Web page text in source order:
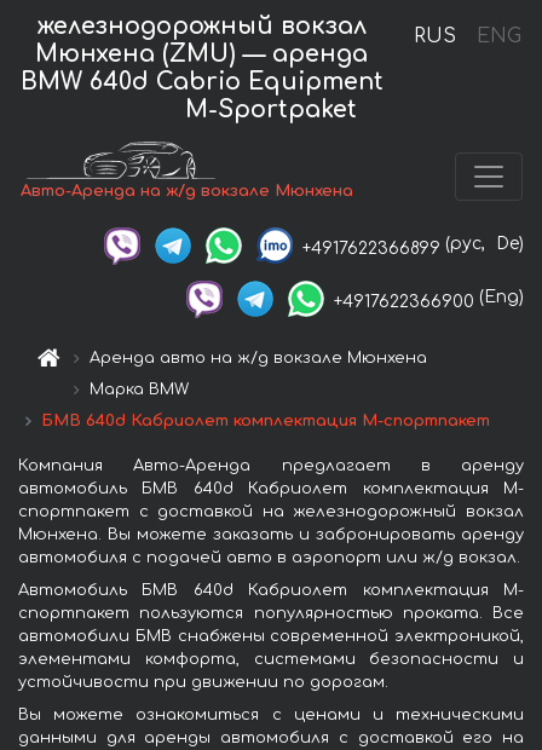
RUS ENG
железнодорожный вокзал
Мюнхена (ZMU) — аренда
BMW 640d Cabrio Equipment
M-Sportpaket
Авто-Аренда на ж/д вокзале Мюнхена
+4917622366899 (рус, De)
+4917622366900 (Eng)
Аренда авто на ж/д вокзале Мюнхена
Марка BMW
БМВ 640d Кабриолет комплектация М-спортпакет
Компания Авто-Аренда предлагает в аренду
автомобиль БМВ 640d Кабриолет комплектация М-
спортпакет с доставкой на железнодорожный вокзал
Мюнхена. Вы можете заказать и забронировать аренду
автомобиля с подачей авто в аэропорт или ж/д вокзал.
Автомобиль БМВ 640d Кабриолет комплектация М-
спортпакет пользуются популярностью проката. Все
автомобили БМВ снабжены современной электроникой,
элементами комфорта, системами безопасности и
устойчивости при движении по дорогам.
Вы можете ознакомиться с ценами и техническими
данными для аренды автомобиля с доставкой его на